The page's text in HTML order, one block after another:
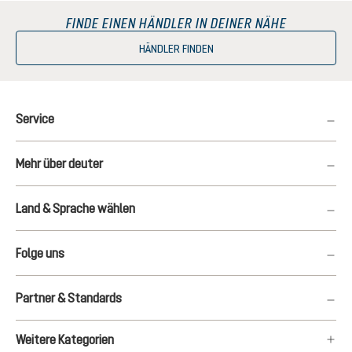
FINDE EINEN HÄNDLER IN DEINER NÄHE
HÄNDLER FINDEN
Service
Mehr über deuter
Land & Sprache wählen
Folge uns
Partner & Standards
Weitere Kategorien